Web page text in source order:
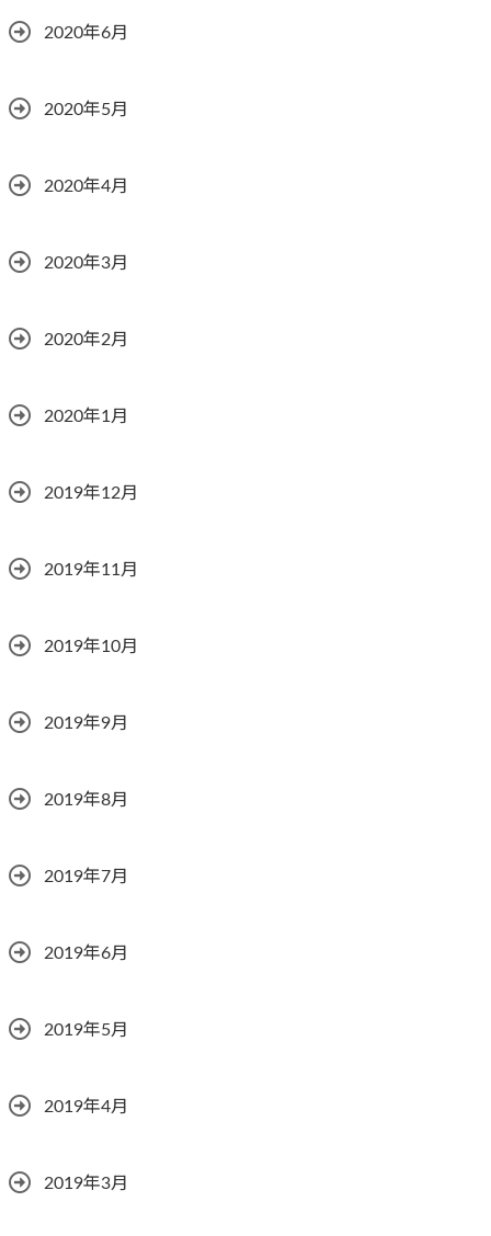
2020年6月
2020年5月
2020年4月
2020年3月
2020年2月
2020年1月
2019年12月
2019年11月
2019年10月
2019年9月
2019年8月
2019年7月
2019年6月
2019年5月
2019年4月
2019年3月